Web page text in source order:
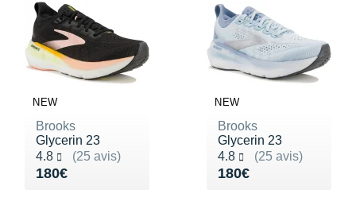
NEW
Brooks
Glycerin 23
4.8
(25 avis)
Noté 4.8 sur 5
180€
Vendu 180€
NEW
Brooks
Glycerin 23
4.8
(25 avis)
Noté 4.8 sur 5
180€
Vendu 180€